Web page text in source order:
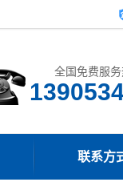
全国免费服务
联系方